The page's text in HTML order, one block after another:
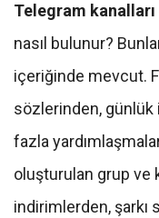
Telegram kanalları
nasıl bulunur?
içeriğinde mevcut.
sözlerinden, günlük
fazla
oluşturulan grup ve
indirimlerden, şarkı